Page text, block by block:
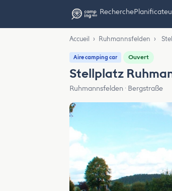
Recherche
Accueil › Ruhmannsfelden ›
Aire camping car Ouvert
Stellplatz
Ruhmannsfelden · Bergstraße